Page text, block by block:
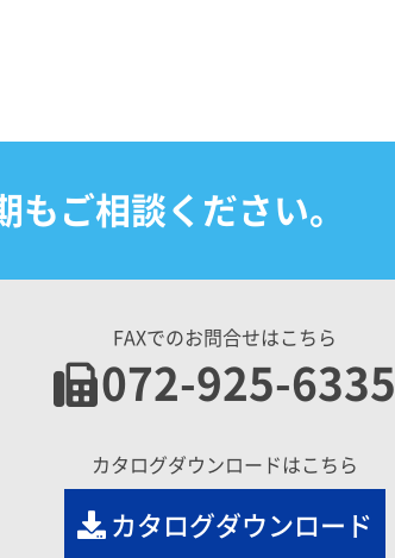
ご相談ください。
FAXでのお問合せはこちら
072-925-6335
カタログダウンロードはこちら
カタログダウンロード